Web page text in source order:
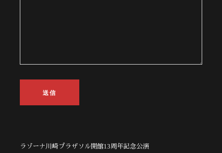
ラゾーナ川崎プラザソル開館13周年記念公演